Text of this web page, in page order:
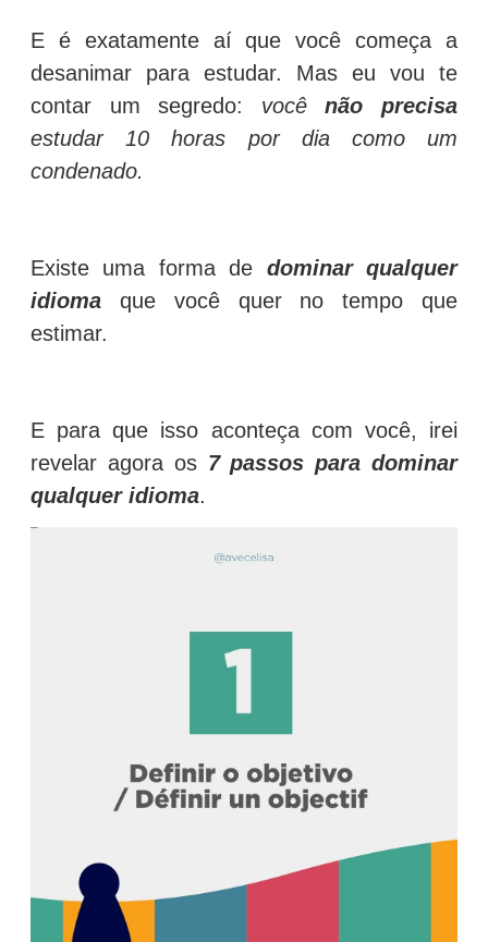
E é exatamente aí que você começa a
desanimar para estudar. Mas eu vou te
contar um segredo: vocênão precisa
estudar 10 horas por dia como um
condenado.
Existe uma forma de dominar qualquer
idioma
que você quer no tempo que
estimar.
E para que isso aconteça com você, irei
revelar agora os 7 passos para dominar
qualquer idioma.